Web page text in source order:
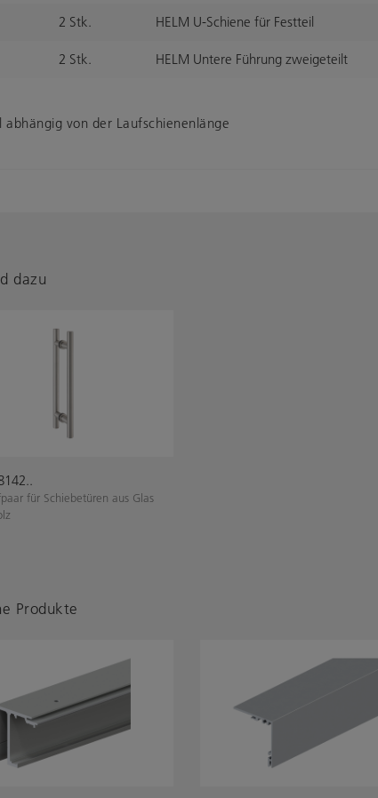
2 Stk. HELM U-Schiene für Festteil
2 Stk. HELM Untere Führung zweigeteilt
abhängig von der Laufschienenlänge
dazu
für Schiebetüren aus Glas
Produkte